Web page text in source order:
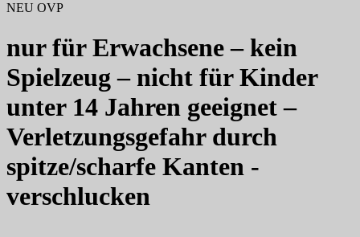
NEU OVP
nur für Erwachsene – kein
Spielzeug – nicht für Kinder
unter 14 Jahren geeignet –
Verletzungsgefahr durch
spitze/scharfe Kanten -
verschlucken